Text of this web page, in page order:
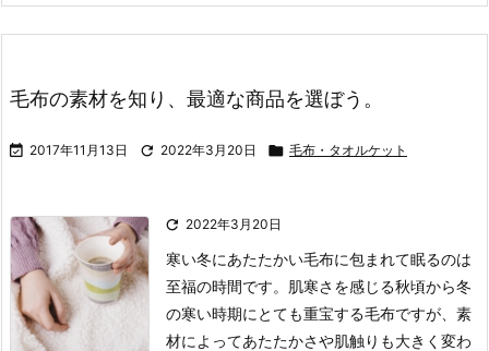
毛布の素材を知り、最適な商品を選ぼう。
 2017年11月13日  2022年3月20日  毛布・タオルケット
 2022年3月20日
寒い冬にあたたかい毛布に包まれて眠るのは
至福の時間です。 肌寒さを感じる秋頃から冬
の寒い時期にとても重宝する毛布ですが、素
材によってあたたかさや肌触りも大きく変わ